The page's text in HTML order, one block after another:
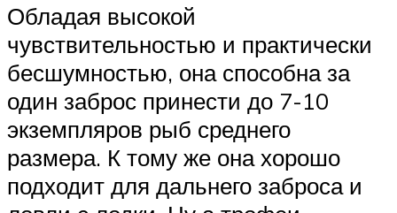
Обладая высокой
чувствительностью и практически
бесшумностью, она способна за
один заброс принести до 7-10
экземпляров рыб среднего
размера. К тому же она хорошо
подходит для дальнего заброса и